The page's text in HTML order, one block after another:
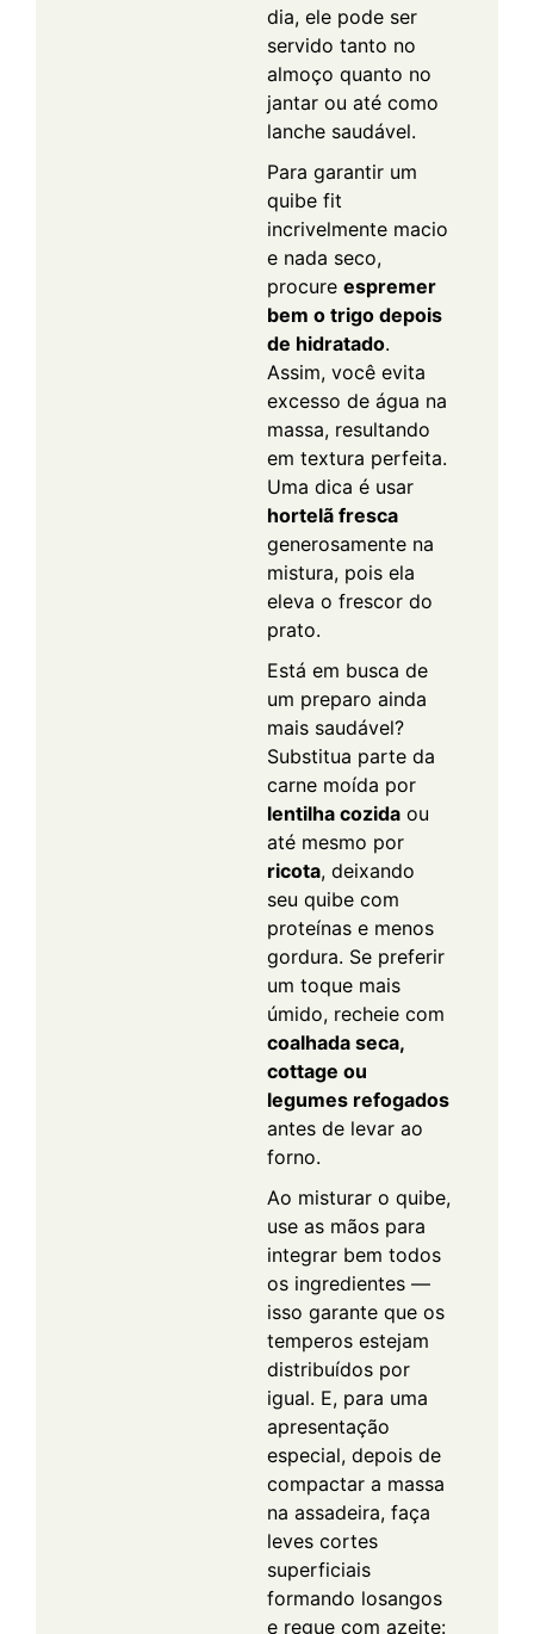
dia, ele pode ser
servido tanto no
almoço quanto no
jantar ou até como
lanche saudável.
Para garantir um
quibe fit
incrivelmente macio
e nada seco,
procure espremer
bem o trigo depois
de hidratado.
Assim, você evita
excesso de água na
massa, resultando
em textura perfeita.
Uma dica é usar
hortelã fresca
generosamente na
mistura, pois ela
eleva o frescor do
prato.
Está em busca de
um preparo ainda
mais saudável?
Substitua parte da
carne moída por
lentilha cozida ou
até mesmo por
ricota, deixando
seu quibe com
proteínas e menos
gordura. Se preferir
um toque mais
úmido, recheie com
coalhada seca,
cottage ou
legumes refogados
antes de levar ao
forno.
Ao misturar o quibe,
use as mãos para
integrar bem todos
os ingredientes —
isso garante que os
temperos estejam
distribuídos por
igual. E, para uma
apresentação
especial, depois de
compactar a massa
na assadeira, faça
leves cortes
superficiais
formando losangos
e regue com azeite: